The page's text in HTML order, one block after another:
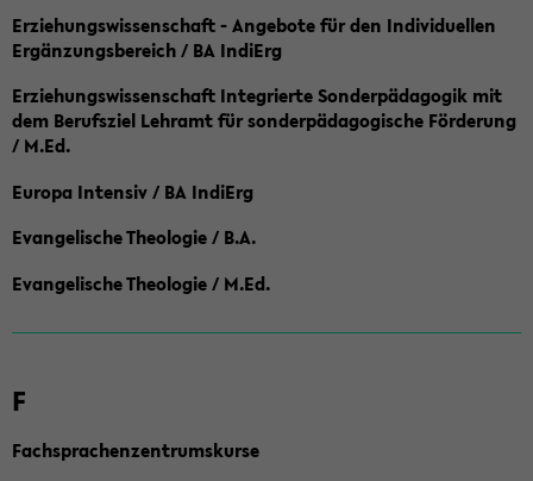
Erziehungswissenschaft - Angebote für den Individuellen
Ergänzungsbereich / BA IndiErg
Erziehungswissenschaft Integrierte Sonderpädagogik mit
dem Berufsziel Lehramt für sonderpädagogische Förderung
/ M.Ed.
Europa Intensiv / BA IndiErg
Evangelische Theologie / B.A.
Evangelische Theologie / M.Ed.
F
Fachsprachenzentrumskurse